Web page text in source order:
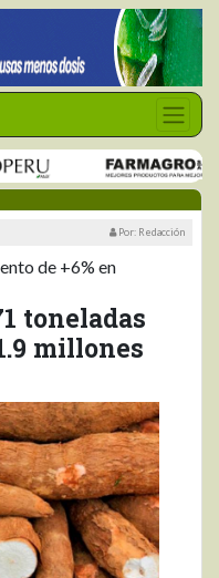
Por: Redacción
de +6% en
toneladas
millones